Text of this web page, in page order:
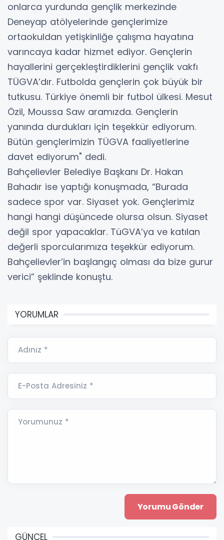
onlarca yurdunda gençlik merkezinde
Deneyap atölyelerinde gençlerimize
ortaokuldan yetişkinliğe çalışma hayatına
varıncaya kadar hizmet ediyor. Gençlerin
hayallerini gerçekleştirdiklerini gençlik vakfı
TÜGVA’dır. Futbolda gençlerin çok büyük bir
tutkusu. Türkiye önemli bir futbol ülkesi. Mesut
Özil, Moussa Saw aramızda. Gençlerin
yanında durdukları için teşekkür ediyorum.
Bütün gençlerimizin TÜGVA faaliyetlerine
davet ediyorum" dedi.
Bahçelievler Belediye Başkanı Dr. Hakan
Bahadır ise yaptığı konuşmada, “Burada
sadece spor var. Siyaset yok. Gençlerimiz
hangi hangi düşüncede olursa olsun. Siyaset
değil spor yapacaklar. TüGVA’ya ve katılan
değerli sporcularımıza teşekkür ediyorum.
Bahçelievler’in başlangıç olması da bize gurur
verici” şeklinde konuştu.
YORUMLAR
Adınız *
E-Posta Adresiniz *
Yorumunuz *
GÜNCEL